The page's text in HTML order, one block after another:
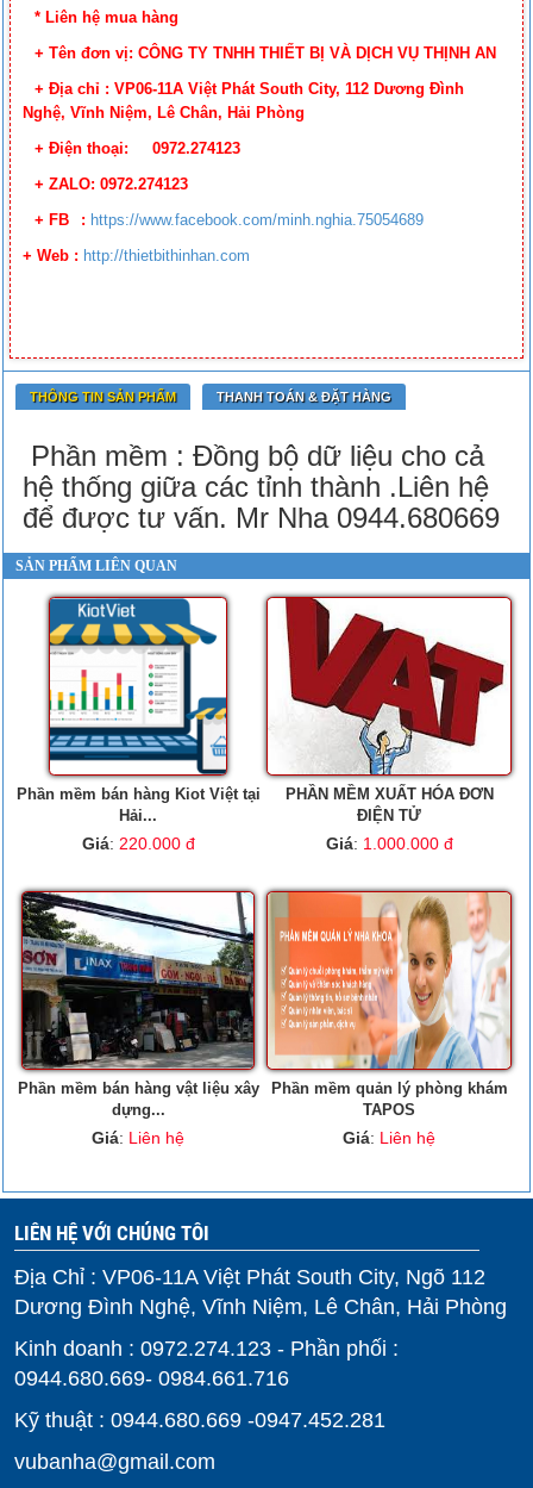
* Liên hệ mua hàng
+ Tên đơn vị: CÔNG TY TNHH THIẾT BỊ VÀ DỊCH VỤ THỊNH AN
+ Địa chỉ : VP06-11A Việt Phát South City, 112 Dương Đình
Nghệ, Vĩnh Niệm, Lê Chân, Hải Phòng
+ Điện thoại: 0972.274123
+ ZALO: 0972.274123
+ FB
: https://www.facebook.com/minh.nghia.75054689
+ Web : http://thietbithinhan.com
THÔNG TIN SẢN PHẨM THANH TOÁN & ĐẶT HÀNG
Phần mềm : Đồng bộ dữ liệu cho cả
hệ thống giữa các tỉnh thành .Liên hệ
để được tư vấn. Mr Nha 0944.680669
SẢN PHẨM LIÊN QUAN
Phần mềm bán hàng Kiot Việt tại
Hải...
Giá: 220.000 đ
PHẦN MỀM XUẤT HÓA ĐƠN
ĐIỆN TỬ
Giá: 1.000.000 đ
Phần mềm bán hàng vật liệu xây
dựng...
Giá: Liên hệ
Phần mềm quản lý phòng khám
TAPOS
Giá: Liên hệ
LIÊN HỆ VỚI CHÚNG TÔI
Địa Chỉ : VP06-11A Việt Phát South City, Ngõ 112
Dương Đình Nghệ, Vĩnh Niệm, Lê Chân, Hải Phòng
Kinh doanh : 0972.274.123 - Phần phối :
0944.680.669- 0984.661.716
Kỹ thuật : 0944.680.669 -0947.452.281
vubanha@gmail.com